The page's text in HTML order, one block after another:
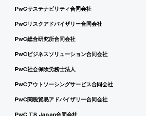
PwCサステナビリティ合同会社
PwCリスクアドバイザリー合同会社
PwC総合研究所合同会社
PwCビジネスソリューション合同会社
PwC社会保険労務士法人
PwCアウトソーシングサービス合同会社
PwC関税貿易アドバイザリー合同会社
PwC TS Japan合同会社